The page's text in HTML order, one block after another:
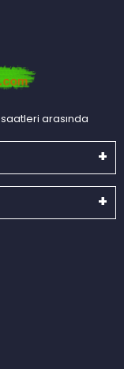
arasında